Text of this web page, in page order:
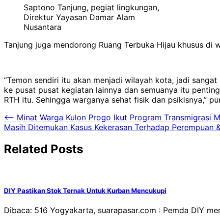
Saptono Tanjung, pegiat lingkungan,
Direktur Yayasan Damar Alam
Nusantara
Tanjung juga mendorong Ruang Terbuka Hijau khusus
“Temon sendiri itu akan menjadi wilayah kota, jadi
ke pusat pusat kegiatan lainnya dan semuanya itu
RTH itu. Sehingga warganya sehat fisik dan psikisnya,”
Navigasi
pos
⟵ Minat Warga Kulon Progo Ikut Program Transmigrasi
Masih Ditemukan Kasus Kekerasan Terhadap
Related Posts
DIY Pastikan Stok Ternak Untuk Kurban Mencukupi
Dibaca: 516 Yogyakarta, suarapasar.com : Pemda DIY